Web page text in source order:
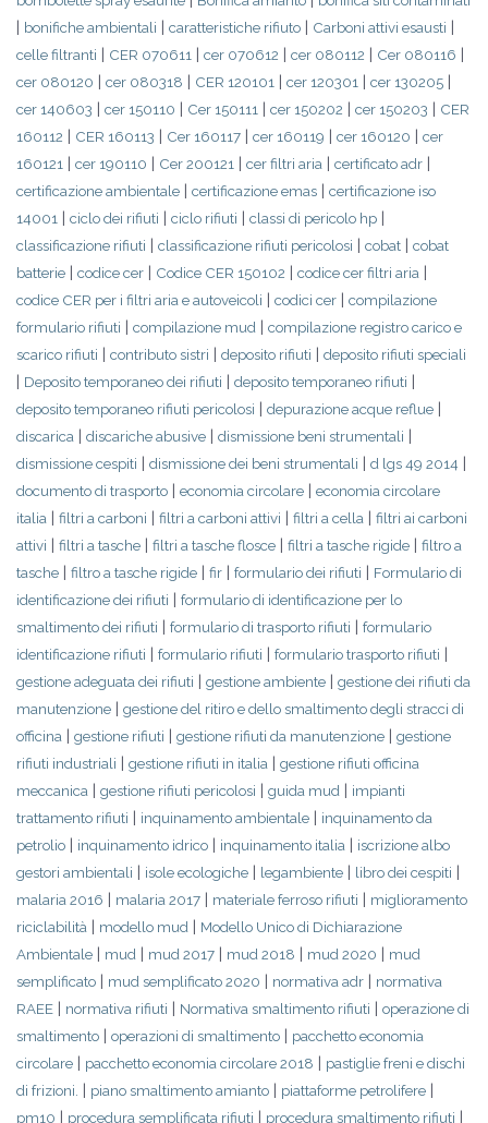
| bonifiche ambientali | caratteristiche rifiuto | Carboni attivi esausti |
celle filtranti | CER 070611 | cer 070612 | cer 080112 | Cer 080116 |
cer 080120 | cer 080318 | CER 120101 | cer 120301 | cer 130205 |
cer 140603 | cer 150110 | Cer 150111 | cer 150202 | cer 150203 | CER
160112 | CER 160113 | Cer 160117 | cer 160119 | cer 160120 | cer
160121 | cer 190110 | Cer 200121 | cer filtri aria | certificato adr |
certificazione ambientale | certificazione emas | certificazione iso
14001 | ciclo dei rifiuti | ciclo rifiuti | classi di pericolo hp |
classificazione rifiuti | classificazione rifiuti pericolosi | cobat | cobat
batterie | codice cer | Codice CER 150102 | codice cer filtri aria |
codice CER per i filtri aria e autoveicoli | codici cer | compilazione
formulario rifiuti | compilazione mud | compilazione registro carico e
scarico rifiuti | contributo sistri | deposito rifiuti | deposito rifiuti speciali
| Deposito temporaneo dei rifiuti | deposito temporaneo rifiuti |
deposito temporaneo rifiuti pericolosi | depurazione acque reflue |
discarica | discariche abusive | dismissione beni strumentali |
dismissione cespiti | dismissione dei beni strumentali | d lgs 49 2014 |
documento di trasporto | economia circolare | economia circolare
italia | filtri a carboni | filtri a carboni attivi | filtri a cella | filtri ai carboni
attivi | filtri a tasche | filtri a tasche flosce | filtri a tasche rigide | filtro a
tasche | filtro a tasche rigide | fir | formulario dei rifiuti | Formulario di
identificazione dei rifiuti | formulario di identificazione per lo
smaltimento dei rifiuti | formulario di trasporto rifiuti | formulario
identificazione rifiuti | formulario rifiuti | formulario trasporto rifiuti |
gestione adeguata dei rifiuti | gestione ambiente | gestione dei rifiuti da
manutenzione | gestione del ritiro e dello smaltimento degli stracci di
officina | gestione rifiuti | gestione rifiuti da manutenzione | gestione
rifiuti industriali | gestione rifiuti in italia | gestione rifiuti officina
meccanica | gestione rifiuti pericolosi | guida mud | impianti
trattamento rifiuti | inquinamento ambientale | inquinamento da
petrolio | inquinamento idrico | inquinamento italia | iscrizione albo
gestori ambientali | isole ecologiche | legambiente | libro dei cespiti |
malaria 2016 | malaria 2017 | materiale ferroso rifiuti | miglioramento
riciclabilità | modello mud | Modello Unico di Dichiarazione
Ambientale | mud | mud 2017 | mud 2018 | mud 2020 | mud
semplificato | mud semplificato 2020 | normativa adr | normativa
RAEE | normativa rifiuti | Normativa smaltimento rifiuti | operazione di
smaltimento | operazioni di smaltimento | pacchetto economia
circolare | pacchetto economia circolare 2018 | pastiglie freni e dischi
di frizioni. | piano smaltimento amianto | piattaforme petrolifere |
pm10 | procedura semplificata rifiuti | procedura smaltimento rifiuti |